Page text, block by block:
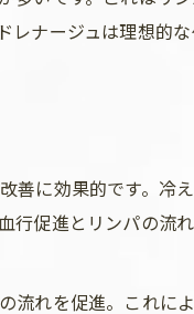
ナージュは理想的
善に効果的です。冷
促進とリンパの流れ
流れを促進。これに